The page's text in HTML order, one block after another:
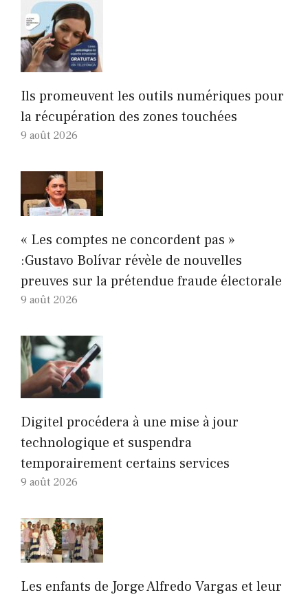
Ils promeuvent les outils numériques pour
la récupération des zones touchées
9 août 2026
« Les comptes ne concordent pas »
:Gustavo Bolívar révèle de nouvelles
preuves sur la prétendue fraude électorale
9 août 2026
Digitel procédera à une mise à jour
technologique et suspendra
temporairement certains services
9 août 2026
Les enfants de Jorge Alfredo Vargas et leur